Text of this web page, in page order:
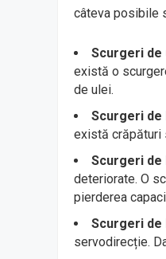
câteva posibile
Scurgeri de
există o
de ulei.
Scurgeri de
există crăpături
Scurgeri de
deteriorate. O
pierderea
Scurgeri de
servodirecție.